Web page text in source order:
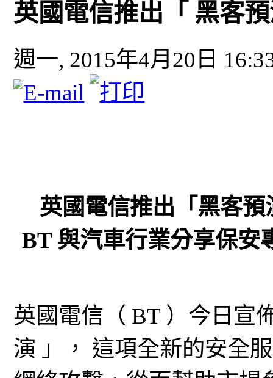
英國電信推出「 黑客
週一, 2015年4月20日
英國電信推出「黑客
BT 與汽車行業分享保
英國電信（ BT ）今日宣
演 」， 這項全新的安全